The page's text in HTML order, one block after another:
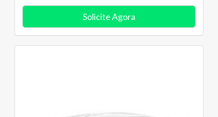
Solicite Agora